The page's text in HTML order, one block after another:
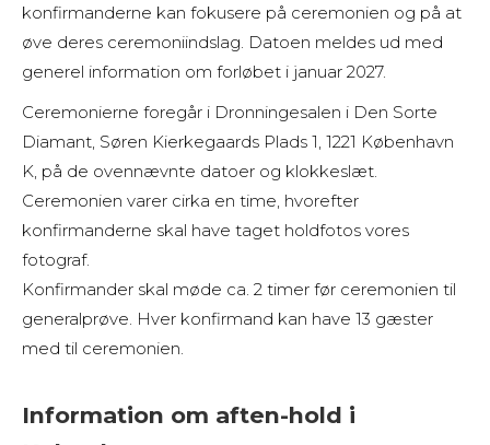
konfirmanderne kan fokusere på ceremonien og på at
øve deres ceremoniindslag. Datoen meldes ud med
generel information om forløbet i januar 2027.
Ceremonierne foregår i Dronningesalen i Den Sorte
Diamant, Søren Kierkegaards Plads 1, 1221 København
K, på de ovennævnte datoer og klokkeslæt.
Ceremonien varer cirka en time, hvorefter
konfirmanderne skal have taget holdfotos vores
fotograf.
Konfirmander skal møde ca. 2 timer før ceremonien til
generalprøve. Hver konfirmand kan have 13 gæster
med til ceremonien.
Information om aften-hold i